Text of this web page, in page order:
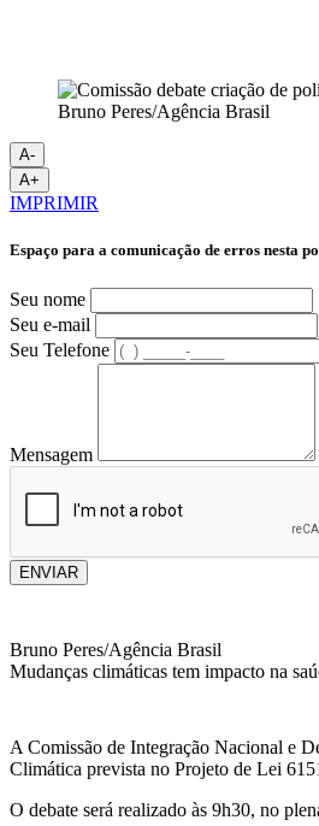
Bruno Peres/Agência Brasil
A-
A+
IMPRIMIR
Espaço para a comunicação de erros nesta
Seu nome
Seu e-mail
Seu Telefone
Mensagem
ENVIAR
Bruno Peres/Agência Brasil
Mudanças climáticas tem impacto na
A Comissão de Integração Nacional e
Climática prevista no Projeto de Lei
O debate será realizado às 9h30, no